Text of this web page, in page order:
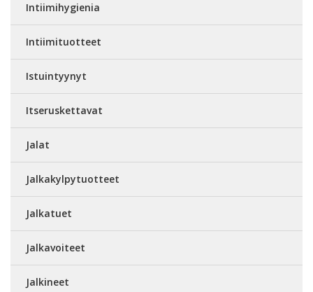
Intiimihygienia
Intiimituotteet
Istuintyynyt
Itseruskettavat
Jalat
Jalkakylpytuotteet
Jalkatuet
Jalkavoiteet
Jalkineet